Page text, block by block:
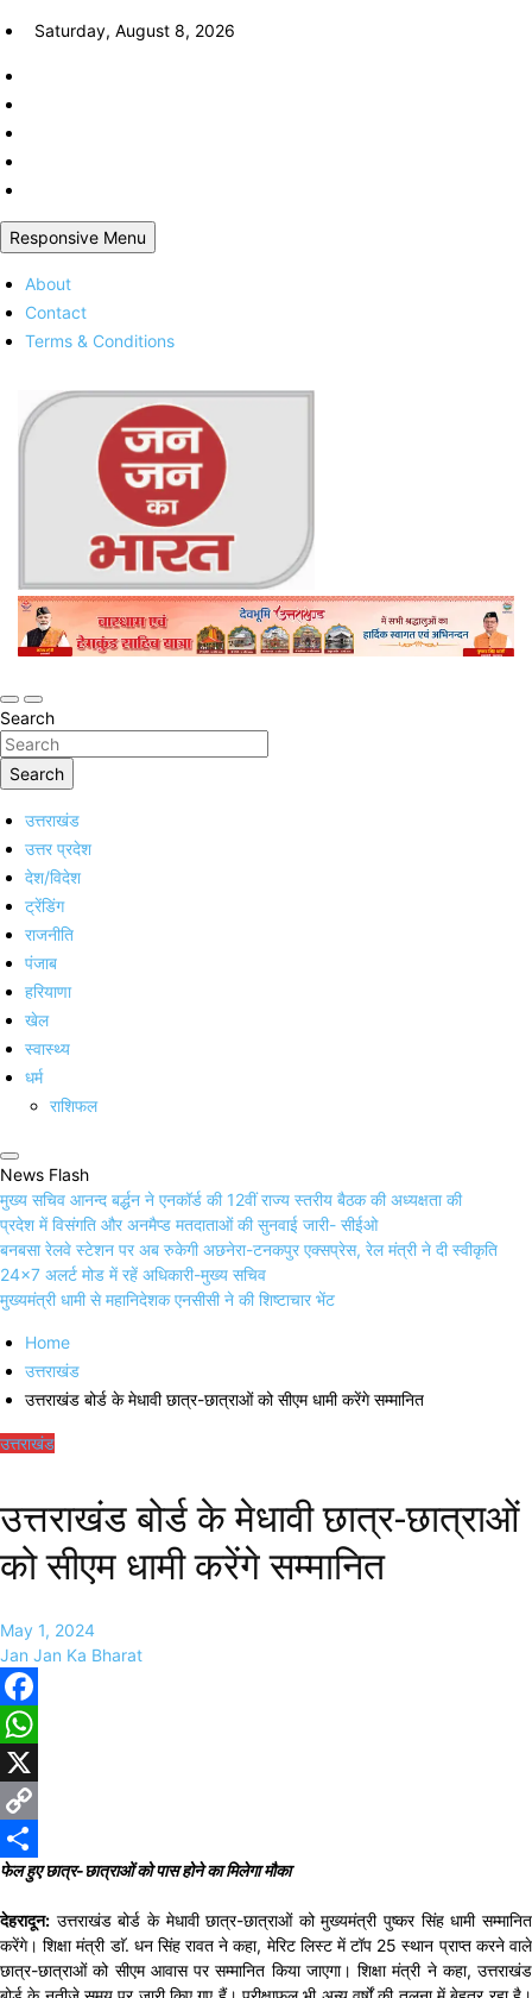
Skip
content
Saturday, August 8, 2026
Responsive Menu
About
Contact
Terms & Conditions
Jan Jan Ka Bharat
Online Trending Hindi News Website
Search
Search
उत्तराखंड
उत्तर प्रदेश
देश/विदेश
ट्रेंडिंग
राजनीति
पंजाब
हरियाणा
खेल
स्वास्थ्य
धर्म
राशिफल
News Flash
मुख्य सचिव आनन्द बर्द्धन ने एनकॉर्ड की 12वीं राज्य स्तरीय बैठक की अध्यक्षता की
प्रदेश में विसंगति और अनमैप्ड मतदाताओं की सुनवाई जारी- सीईओ
बनबसा रेलवे स्टेशन पर अब रुकेगी अछनेरा-टनकपुर एक्सप्रेस, रेल मंत्री ने दी स्वीकृति
24×7 अलर्ट मोड में रहें अधिकारी-मुख्य सचिव
मुख्यमंत्री धामी से महानिदेशक एनसीसी ने की शिष्टाचार भेंट
Home
उत्तराखंड
उत्तराखंड बोर्ड के मेधावी छात्र-छात्राओं को सीएम धामी करेंगे सम्मानित
उत्तराखंड
उत्तराखंड बोर्ड के मेधावी छात्र-छात्राओं
को सीएम धामी करेंगे सम्मानित
May 1, 2024
Jan Jan Ka Bharat
Facebook
WhatsApp
X
Copy
Link
Share
फेल हुए छात्र-छात्राओं को पास होने का मिलेगा मौका
देहरादून: उत्तराखंड बोर्ड के मेधावी छात्र-छात्राओं को मुख्यमंत्री पुष्कर सिंह धामी सम्मानित
करेंगे। शिक्षा मंत्री डाॅ. धन सिंह रावत ने कहा, मेरिट लिस्ट में टॉप 25 स्थान प्राप्त करने वाले
छात्र-छात्राओं को सीएम आवास पर सम्मानित किया जाएगा। शिक्षा मंत्री ने कहा, उत्तराखंड